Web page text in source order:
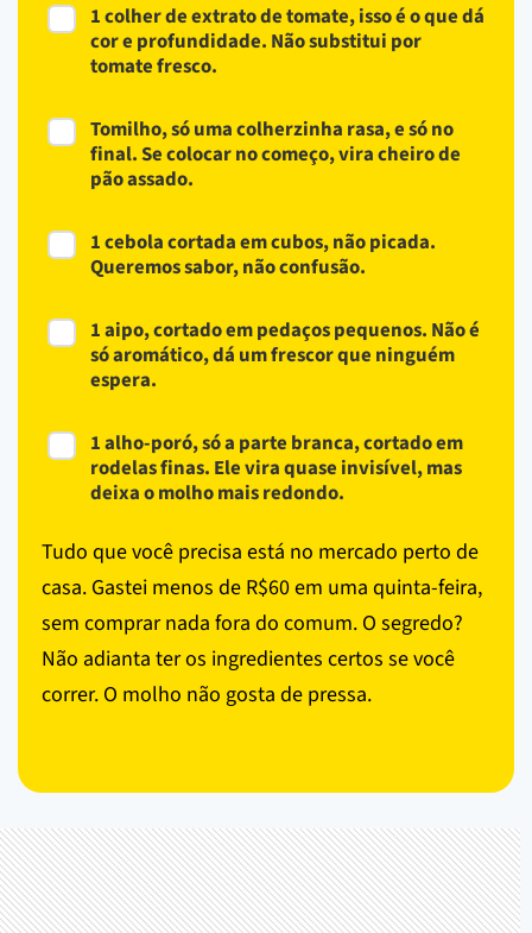
1 colher de extrato de tomate, isso é o que dá
cor e profundidade. Não substitui por
tomate fresco.
Tomilho, só uma colherzinha rasa, e só no
final. Se colocar no começo, vira cheiro de
pão assado.
1 cebola cortada em cubos, não picada.
Queremos sabor, não confusão.
1 aipo, cortado em pedaços pequenos. Não é
só aromático, dá um frescor que ninguém
espera.
1 alho-poró, só a parte branca, cortado em
rodelas finas. Ele vira quase invisível, mas
deixa o molho mais redondo.
Tudo que você precisa está no mercado perto de
casa. Gastei menos de R$60 em uma quinta-feira,
sem comprar nada fora do comum. O segredo?
Não adianta ter os ingredientes certos se você
correr. O molho não gosta de pressa.